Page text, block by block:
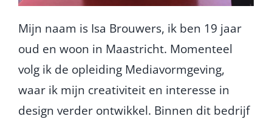
Mijn naam is Isa Brouwers, ik ben 19 jaar
oud en woon in Maastricht. Momenteel
volg ik de opleiding Mediavormgeving,
waar ik mijn creativiteit en interesse in
design verder ontwikkel. Binnen dit bedrijf